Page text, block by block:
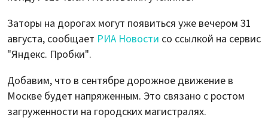
Заторы на дорогах могут появиться уже вечером 31
августа, сообщает РИА Новости со ссылкой на сервис
"Яндекс. Пробки".
Добавим, что в сентябре дорожное движение в
Москве будет напряженным. Это связано с ростом
загруженности на городских магистралях.